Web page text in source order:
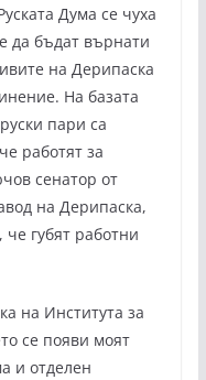
Дума се чуха
да бъдат върнати
на Дерипаска
На базата
пари са
работят за
сенатор от
на Дерипаска,
губят работни
на Института за
се появи моят
и отделен